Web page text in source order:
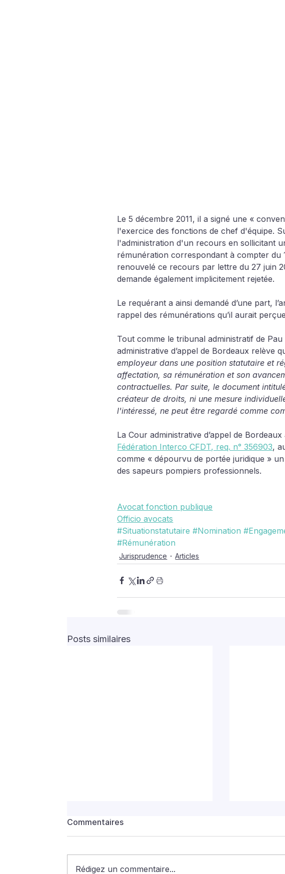
Le 5 décembre 2011, il a signé une «
l'exercice des fonctions de chef d'équipe.
l'administration d'un recours en sollicitant
rémunération correspondant à compter du
renouvelé ce recours par lettre du 27 juin
demande également implicitement rejetée.
Le requérant a ainsi demandé d’une part,
rappel des rémunérations qu’il aurait
Tout comme le tribunal administratif de
administrative d’appel de Bordeaux relève
employeur dans une position statutaire et
affectation, sa rémunération et son
contractuelles. Par suite, le document
créateur de droits, ni une mesure
l'intéressé, ne peut être regardé comme
La Cour administrative d’appel de
Fédération Interco CFDT, req. n° 356903,
comme « dépourvu de portée juridique »
des sapeurs pompiers professionnels.
Avocat fonction publique
Officio avocats
#Situationstatutaire #Nomination
#Rémunération
Jurisprudence Articles
Posts similaires
Commentaires
Rédigez un commentaire...